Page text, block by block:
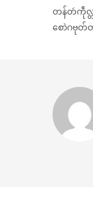
တန်တဴကဵုလ္တူ
စောဲဂဗုတ်